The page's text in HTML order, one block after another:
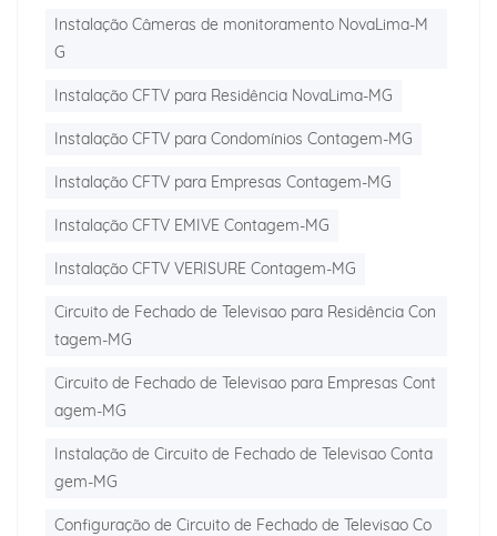
Instalação Câmeras de monitoramento NovaLima-M
G
Instalação CFTV para Residência NovaLima-MG
Instalação CFTV para Condomínios Contagem-MG
Instalação CFTV para Empresas Contagem-MG
Instalação CFTV EMIVE Contagem-MG
Instalação CFTV VERISURE Contagem-MG
Circuito de Fechado de Televisao para Residência Con
tagem-MG
Circuito de Fechado de Televisao para Empresas Cont
agem-MG
Instalação de Circuito de Fechado de Televisao Conta
gem-MG
Configuração de Circuito de Fechado de Televisao Co